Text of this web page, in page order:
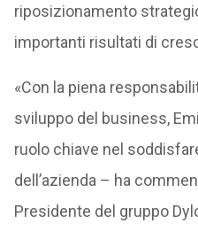
riposizionamento
importanti risultati di
«Con la piena
sviluppo del business,
ruolo chiave nel
dell’azienda – ha
Presidente del gruppo